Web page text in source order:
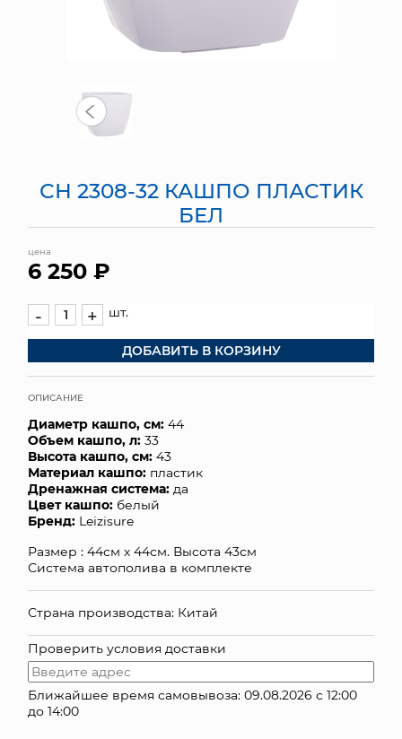
ЯЩИКИ
СУНДУКИ
ПОДАРОЧНЫЕ КАРТЫ
ОПТОВЫМ КЛИЕНТАМ
ДОСТАВКА И ОПЛАТА
СН 2308-32 КАШПО ПЛАСТИК
БЕЛ
цена
6 250 ₽
- + шт.
ДОБАВИТЬ В КОРЗИНУ
ОПИСАНИЕ
Диаметр кашпо, см: 44
Объем кашпо, л: 33
Высота кашпо, см: 43
Материал кашпо: пластик
Дренажная система: да
Цвет кашпо: белый
Бренд: Leizisure
Размер : 44см х 44см. Высота 43см
Система автополива в комплекте
Страна производства: Китай
Проверить условия доставки
Ближайшее время самовывоза: 09.08.2026 с 12:00
до 14:00